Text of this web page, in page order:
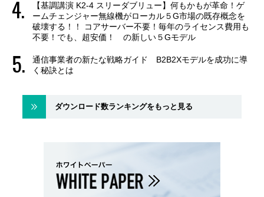
【基調講演 K2-4 スリーダブリュー】何もかもが革命！ゲ
ームチェンジャー無線機がローカル５G市場の既存概念を
破壊する！！ コアサーバー不要！毎年のライセンス費用も
不要！でも、超安価！ の新しい５Gモデル
通信事業者の新たな戦略ガイド B2B2Xモデルを成功に導
く秘訣とは
ダウンロード数ランキングをもっと見る